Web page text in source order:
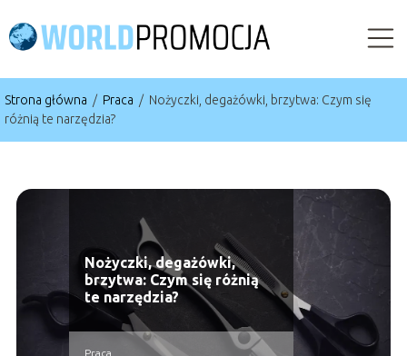
Strona główna / Praca / Nożyczki, degażówki, brzytwa: Czym się
różnią te narzędzia?
Nożyczki, degażówki,
brzytwa: Czym się różnią
te narzędzia?
Praca